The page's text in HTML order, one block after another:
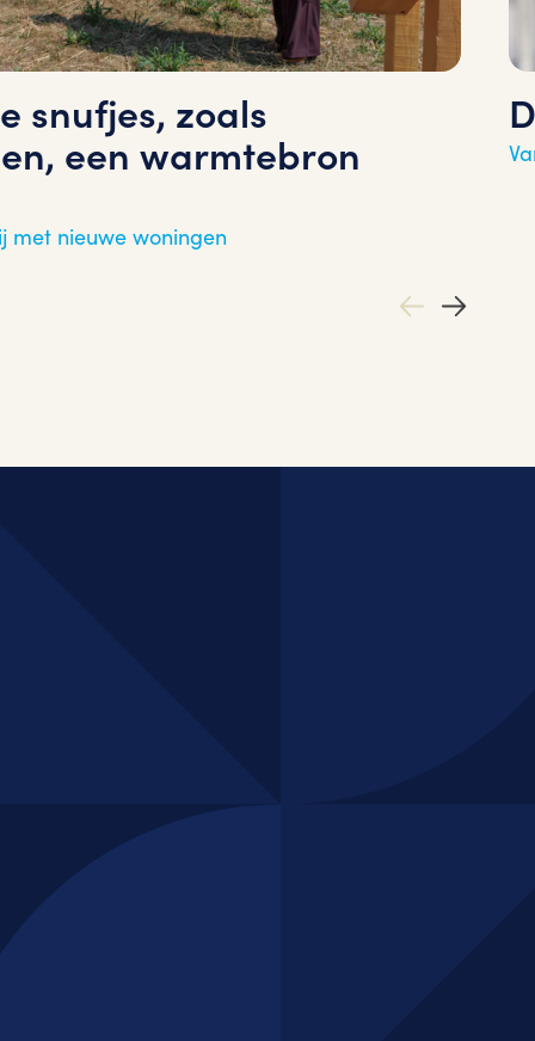
snufjes, zoals
een warmtebron
met nieuwe woningen